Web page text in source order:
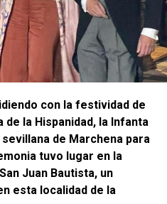
con la festividad de
la Hispanidad, la Infanta
de Marchena para
tuvo lugar en la
Juan Bautista, un
esta localidad de la